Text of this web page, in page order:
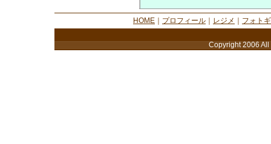
HOME プロフィール レジメ フォト
Copyright 2006